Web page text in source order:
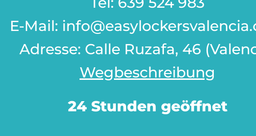
E-Mail:
Adresse: Calle Ruzafa, 46
Wegbeschreibung
24 Stunden geöffnet